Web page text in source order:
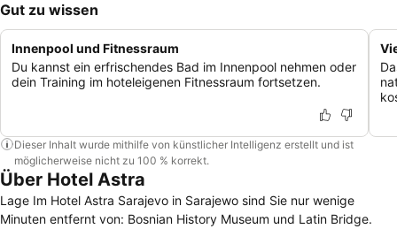
Gut zu wissen
Innenpool und Fitnessraum
Du kannst ein erfrischendes Bad im Innenpool nehmen oder
dein Training im hoteleigenen Fitnessraum fortsetzen.
Dieser Inhalt wurde mithilfe von künstlicher Intelligenz erstellt und ist
möglicherweise nicht zu 100 % korrekt.
Über Hotel Astra
Lage Im Hotel Astra Sarajevo in Sarajewo sind Sie nur wenige
Minuten entfernt von: Bosnian History Museum und Latin Bridge.